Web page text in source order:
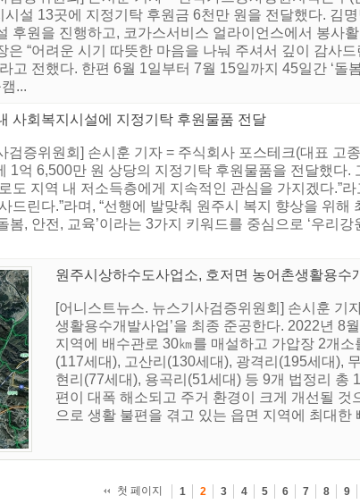
설 13곳에 지정기탁 후원금 6천만 원을 전달했다. 김
후원을 진행하고, 코가스서비스 얼라이언스에서 봉사
은 “어려운 시기 따뜻한 마음을 나눠 주셔서 깊이 감사
고 전했다. 한편 6월 1일부터 7월 15일까지 45일간 ‘돌
...
사회복지시설에 지정기탁 후원물품 전달
검증위원회] 손시훈 기자 = 주식회사 포스테크(대표 고
1억 6,500만 원 상당의 지정기탁 후원물품을 전달했다
도 지역 내 저소득층에게 지속적인 관심을 가지겠다.”
드린다.”라며, “선행에 발맞춰 원주시 복지 향상을 위
봄, 안전, 교육’이라는 3가지 키워드를 중심으로 ‘우리
원주시상하수도사업소, 호저면 농어촌생활용수
[어니스트뉴스. 뉴스기사검증위원회] 손시훈 기
생활용수개발사업’을 최종 준공한다. 2022년 8
지역에 배수관로 30㎞를 매설하고 가압장 2개
(117세대), 고산리(130세대), 광격리(195세대),
현리(77세대), 용곡리(51세대) 등 9개 법정리 총
편이 대폭 해소되고 주거 환경이 크게 개선될 것
으로 생활 불편을 겪고 있는 읍면 지역에 최대
첫 페이지
1 2 3 4 5 6 7 8 9